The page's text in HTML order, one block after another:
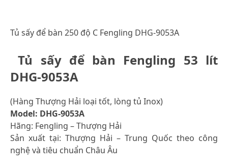
Tủ sấy để bàn 250 độ C Fengling DHG-9053A
Tủ sấy để bàn Fengling 53 lít
DHG-9053A
(Hàng Thượng Hải loại tốt, lòng tủ Inox)
Model: DHG-9053A
Hãng: Fengling – Thượng Hải
Sản xuất tại: Thượng Hải – Trung Quốc theo công
nghệ và tiêu chuẩn Châu Âu